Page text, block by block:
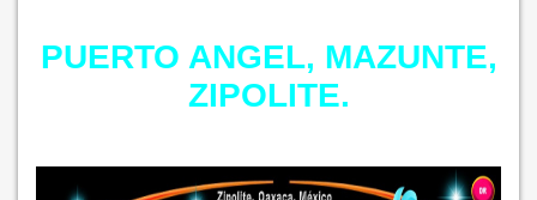
PUERTO ANGEL, MAZUNTE,
ZIPOLITE.